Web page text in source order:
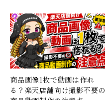
商品画像1枚で動画は作れ
る？楽天店舗向け撮影不要の